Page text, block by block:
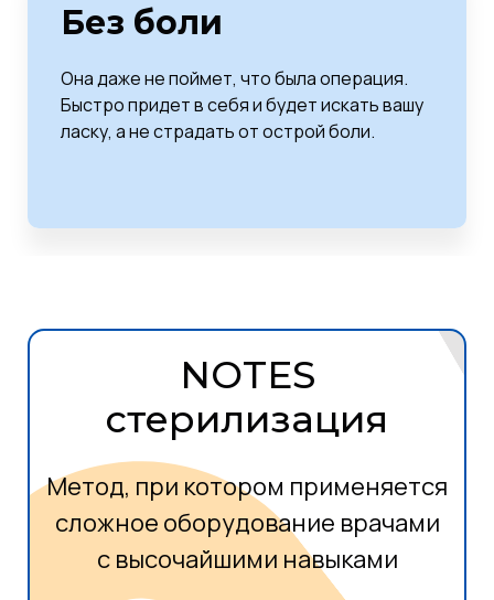
Без боли
Она даже не поймет, что была операция.
Быстро придет в себя и будет искать вашу
ласку, а не страдать от острой боли.
NOTES
стерилизация
Метод, при котором применяется
сложное оборудование врачами
с высочайшими навыками